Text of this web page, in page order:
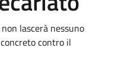
lascerà nessuno
contro il